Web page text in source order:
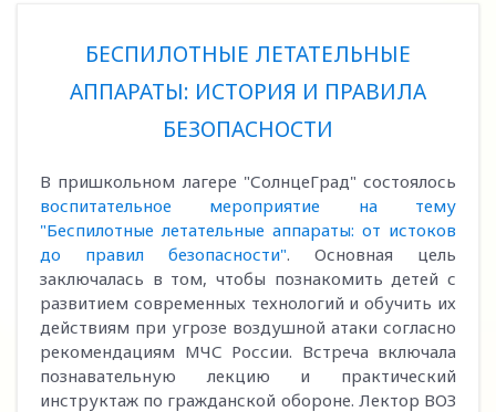
БЕСПИЛОТНЫЕ ЛЕТАТЕЛЬНЫЕ
АППАРАТЫ: ИСТОРИЯ И ПРАВИЛА
БЕЗОПАСНОСТИ
В пришкольном лагере "СолнцеГрад" состоялось
воспитательное мероприятие на тему
"Беспилотные летательные аппараты: от истоков
до правил безопасности". Основная цель
заключалась в том, чтобы познакомить детей с
развитием современных технологий и обучить их
действиям при угрозе воздушной атаки согласно
рекомендациям МЧС России. Встреча включала
познавательную лекцию и практический
инструктаж по гражданской обороне. Лектор ВОЗ